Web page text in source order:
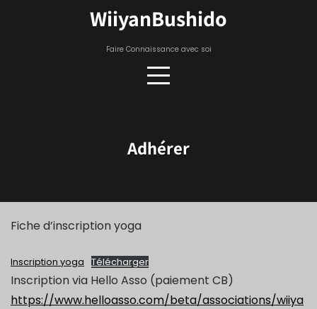
WiiyanBushido
Faire Connaissance avec soi
Adhérer
Fiche d’inscription yoga
Inscription yoga Télécharger
Inscription via Hello Asso (paiement CB)
https://www.helloasso.com/beta/associations/wiiya